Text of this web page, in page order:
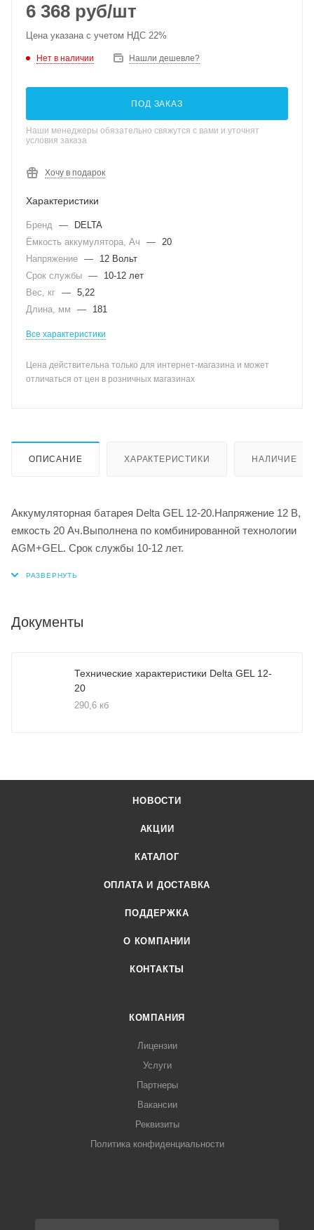
6 368 руб/шт
Цена указана с учетом НДС 22%
Нет в наличии Нашли дешевле?
ПОД ЗАКАЗ
Наши менеджеры обязательно свяжутся с вами и уточнят
условия заказа
Хочу в подарок
Характеристики
Бренд —
DELTA
Ёмкость аккумулятора, Ач
— 20
Напряжение —
12 Вольт
Срок службы —
10-12 лет
Вес, кг — 5,22
Длина, мм
— 181
Все характеристики
Цена действительна только для интернет-магазина и может
отличаться от цен в розничных магазинах
ОПИСАНИЕ ХАРАКТЕРИСТИКИ НАЛИЧИЕ
Аккумуляторная батарея Delta GEL 12-20.Напряжение 12 В,
емкость 20 Ач.Выполнена по комбинированной технологии
AGM+GEL. Срок службы 10-12 лет.
Документы
Технические характеристики Delta GEL 12-
20
290,6 кб
НОВОСТИ
АКЦИИ
КАТАЛОГ
ОПЛАТА И ДОСТАВКА
ПОДДЕРЖКА
О КОМПАНИИ
КОНТАКТЫ
КОМПАНИЯ
Лицензии
Услуги
Партнеры
Вакансии
Реквизиты
Политика конфиденциальности